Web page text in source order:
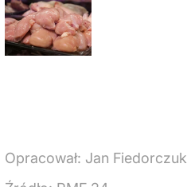
Opracował: Jan Fiedorczuk